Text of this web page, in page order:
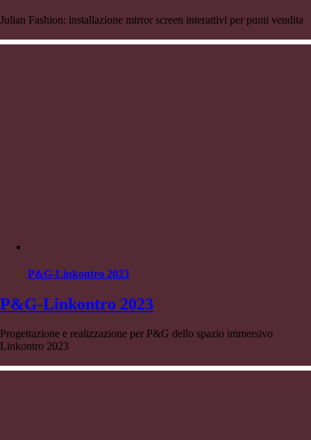
Julian Fashion: installazione mirror screen interattivi per punti vendita
P&G-Linkontro 2023
P&G-Linkontro 2023
Progettazione e realizzazione per P&G dello spazio immersivo
Linkontro 2023